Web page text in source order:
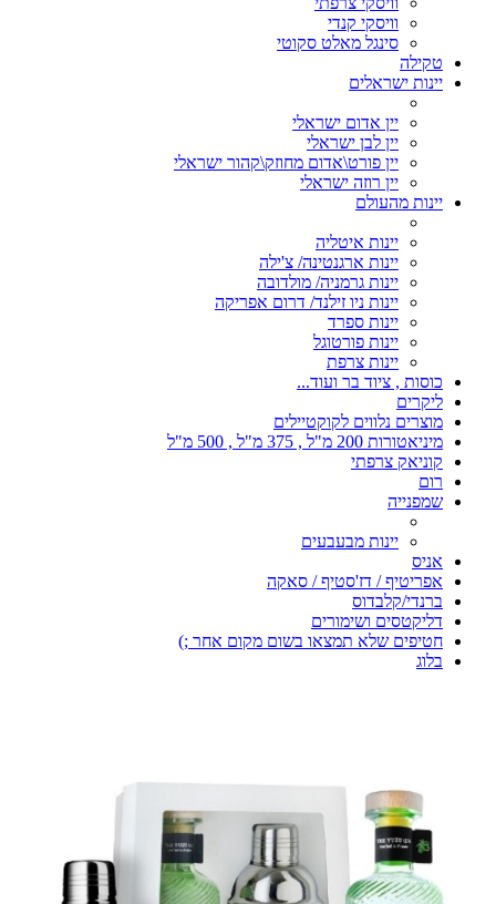
וויסקי קנדי
סינגל מאלט סקוטי
טקילה
יינות ישראלים
יין אדום ישראלי
יין לבן ישראלי
יין פורט\אדום מחוזק\קהור ישראלי
יין רוזה ישראלי
יינות מהעולם
יינות איטליה
יינות ארגנטינה/ צ'ילה
יינות גרמניה/ מולדובה
יינות ניו זילנד/ דרום אפריקה
יינות ספרד
יינות פורטוגל
יינות צרפת
כוסות , ציוד בר ועוד...
ליקרים
מוצרים נלווים לקוקטיילים
מיניאטורות 200 מ"ל , 375 מ"ל , 500 מ"ל
קוניאק צרפתי
רום
שמפנייה
יינות מבעבעים
אניס
אפריטיף / דז'סטיף / סאקה
ברנדי/קלבדוס
דליקטסים ושימורים
חטיפים שלא תמצאו בשום מקום אחר ;)
בלוג